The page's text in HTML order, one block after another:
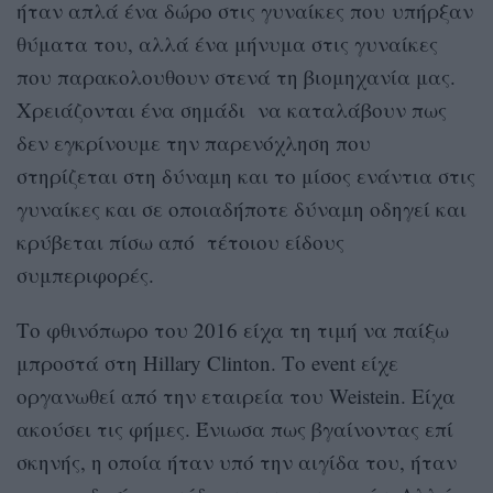
ήταν απλά ένα δώρο στις γυναίκες που υπήρξαν
θύματα του, αλλά ένα μήνυμα στις γυναίκες
που παρακολουθουν στενά τη βιομηχανία μας.
Χρειάζονται ένα σημάδι να καταλάβουν πως
δεν εγκρίνουμε την παρενόχληση που
στηρίζεται στη δύναμη και το μίσος ενάντια στις
γυναίκες και σε οποιαδήποτε δύναμη οδηγεί και
κρύβεται πίσω από τέτοιου είδους
συμπεριφορές.
Το φθινόπωρο του 2016 είχα τη τιμή να παίξω
μπροστά στη Hillary Clinton. Το event είχε
οργανωθεί από την εταιρεία του Weistein. Είχα
ακούσει τις φήμες. Ένιωσα πως βγαίνοντας επί
σκηνής, η οποία ήταν υπό την αιγίδα του, ήταν